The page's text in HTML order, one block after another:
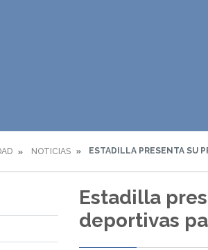
NOTICIAS ESTADILLA PRESENTA SU
Estadilla
deportivas